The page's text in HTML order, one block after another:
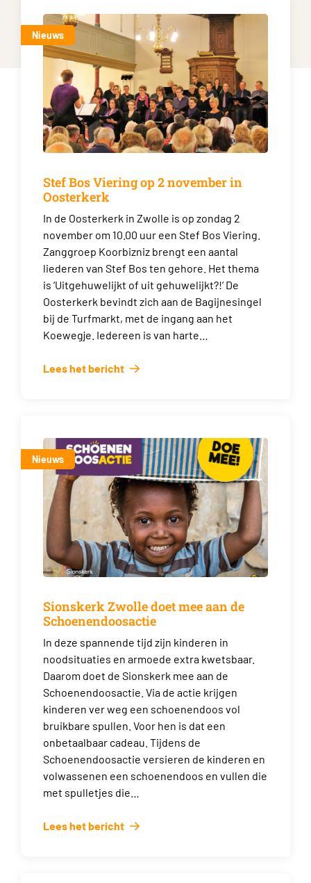
Nieuws
Stef Bos Viering op 2 november in
Oosterkerk
In de Oosterkerk in Zwolle is op zondag 2
november om 10.00 uur een Stef Bos Viering.
Zanggroep Koorbizniz brengt een aantal
liederen van Stef Bos ten gehore. Het thema
is ‘Uitgehuwelijkt of uit gehuwelijkt?!’ De
Oosterkerk bevindt zich aan de Bagijnesingel
bij de Turfmarkt, met de ingang aan het
Koewegje. Iedereen is van harte…
Lees het bericht
Nieuws
Sionskerk Zwolle doet mee aan de
Schoenendoosactie
In deze spannende tijd zijn kinderen in
noodsituaties en armoede extra kwetsbaar.
Daarom doet de Sionskerk mee aan de
Schoenendoosactie. Via de actie krijgen
kinderen ver weg een schoenendoos vol
bruikbare spullen. Voor hen is dat een
onbetaalbaar cadeau. Tijdens de
Schoenendoosactie versieren de kinderen en
volwassenen een schoenendoos en vullen die
met spulletjes die…
Lees het bericht